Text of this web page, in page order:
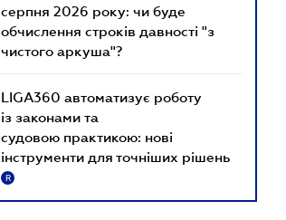
серпня 2026 року: чи буде
обчислення строків давності "з
чистого аркуша"?
LIGA360 автоматизує роботу
із законами та
судовою практикою: нові
інструменти для точніших рішень
R